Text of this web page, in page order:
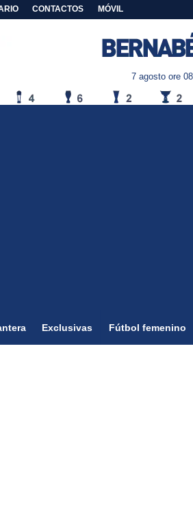
CONTACTOS MÓVIL
7 agosto ore
Exclusivas Fútbol femenino